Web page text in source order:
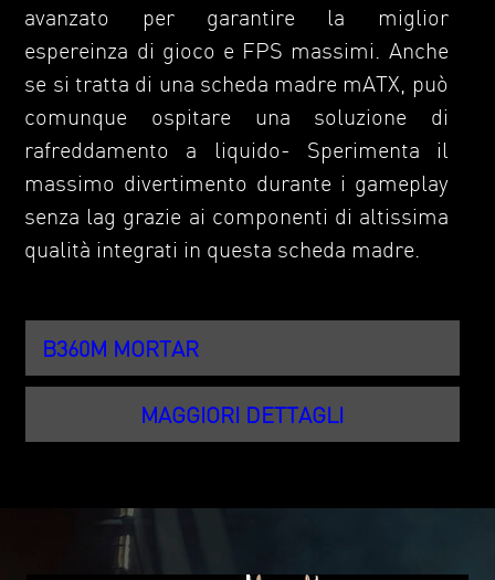
avanzato per garantire la miglior
espereinza di gioco e FPS massimi. Anche
se si tratta di una scheda madre mATX, può
comunque ospitare una soluzione di
rafreddamento a liquido- Sperimenta il
massimo divertimento durante i gameplay
senza lag grazie ai componenti di altissima
qualità integrati in questa scheda madre.
B360M MORTAR
MAGGIORI DETTAGLI